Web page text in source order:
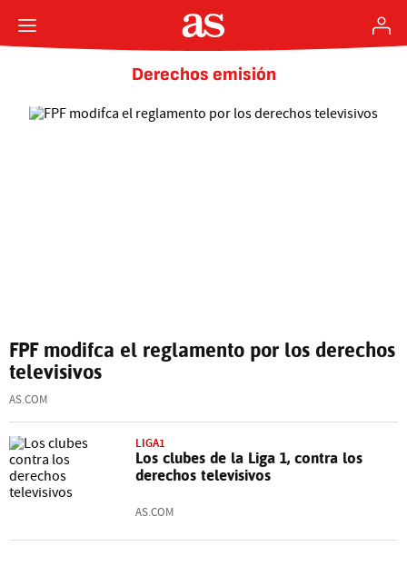
Derechos emisión
FPF modifca el reglamento por los derechos
televisivos
AS.COM
LIGA1
Los clubes de la Liga 1, contra los
derechos televisivos
AS.COM